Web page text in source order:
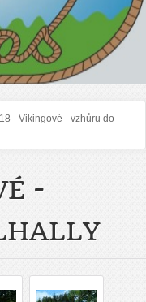
- Vikingové - vzhůru do
-